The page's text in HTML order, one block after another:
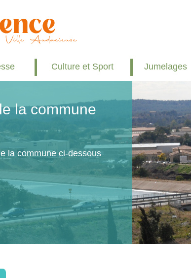
Culture et Sport Jumelages
la commune
la commune ci-dessous